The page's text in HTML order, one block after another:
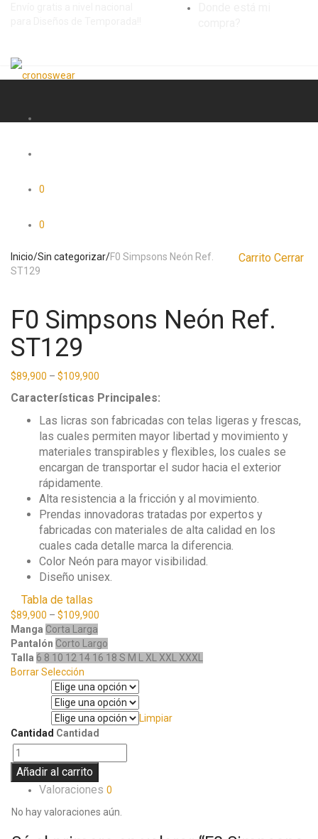
0
0
Inicio/Sin categorizar/F0 Simpsons Neón Ref.
ST129
F0 Simpsons Neón Ref.
ST129
$89,900 – $109,900
Características Principales:
Las licras son fabricadas con telas ligeras y frescas,
las cuales permiten mayor libertad y movimiento y
materiales transpirables y flexibles, los cuales se
encargan de transportar el sudor hacia el exterior
rápidamente.
Alta resistencia a la fricción y al movimiento.
Prendas innovadoras tratadas por expertos y
fabricadas con materiales de alta calidad en los
cuales cada detalle marca la diferencia.
Color Neón para mayor visibilidad.
Diseño unisex.
Tabla de tallas
$89,900 – $109,900
Manga Corta Larga
Pantalón Corto Largo
Talla 6 8 10 12 14 16 18 S M L XL XXL XXXL
Borrar Selección
Limpiar
Cantidad Cantidad
Añadir al carrito
Valoraciones 0
No hay valoraciones aún.
Carrito Cerrar